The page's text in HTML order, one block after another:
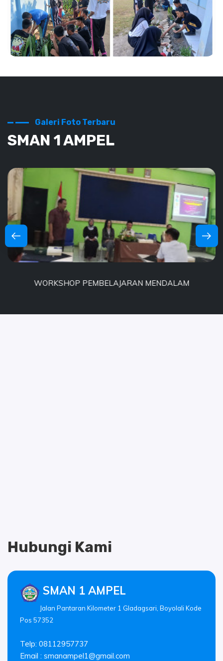
SEKOLAH SEHAT
Galeri Foto Terbaru
SMAN 1 AMPEL
WORKSHOP PEMBELAJARAN MENDALAM
Hubungi Kami
SMAN 1 AMPEL
Jalan Pantaran Kilometer 1 Gladagsari, Boyolali Kode
Pos 57352
Telp: 08112957737
Email : smanampel1@gmail.com